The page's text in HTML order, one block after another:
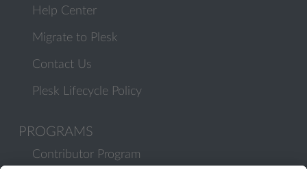
Help Center
Migrate to Plesk
Contact Us
Plesk Lifecycle Policy
PROGRAMS
Contributor Program